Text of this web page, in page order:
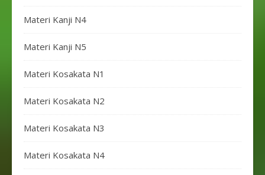
Materi Kanji N4
Materi Kanji N5
Materi Kosakata N1
Materi Kosakata N2
Materi Kosakata N3
Materi Kosakata N4